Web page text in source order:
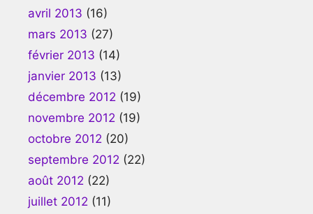
avril 2013 (16)
mars 2013 (27)
février 2013 (14)
janvier 2013 (13)
décembre 2012 (19)
novembre 2012 (19)
octobre 2012 (20)
septembre 2012 (22)
août 2012 (22)
juillet 2012 (11)